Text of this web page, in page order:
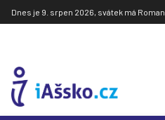
Dnes je 9. srpen 2026, svátek má Roman